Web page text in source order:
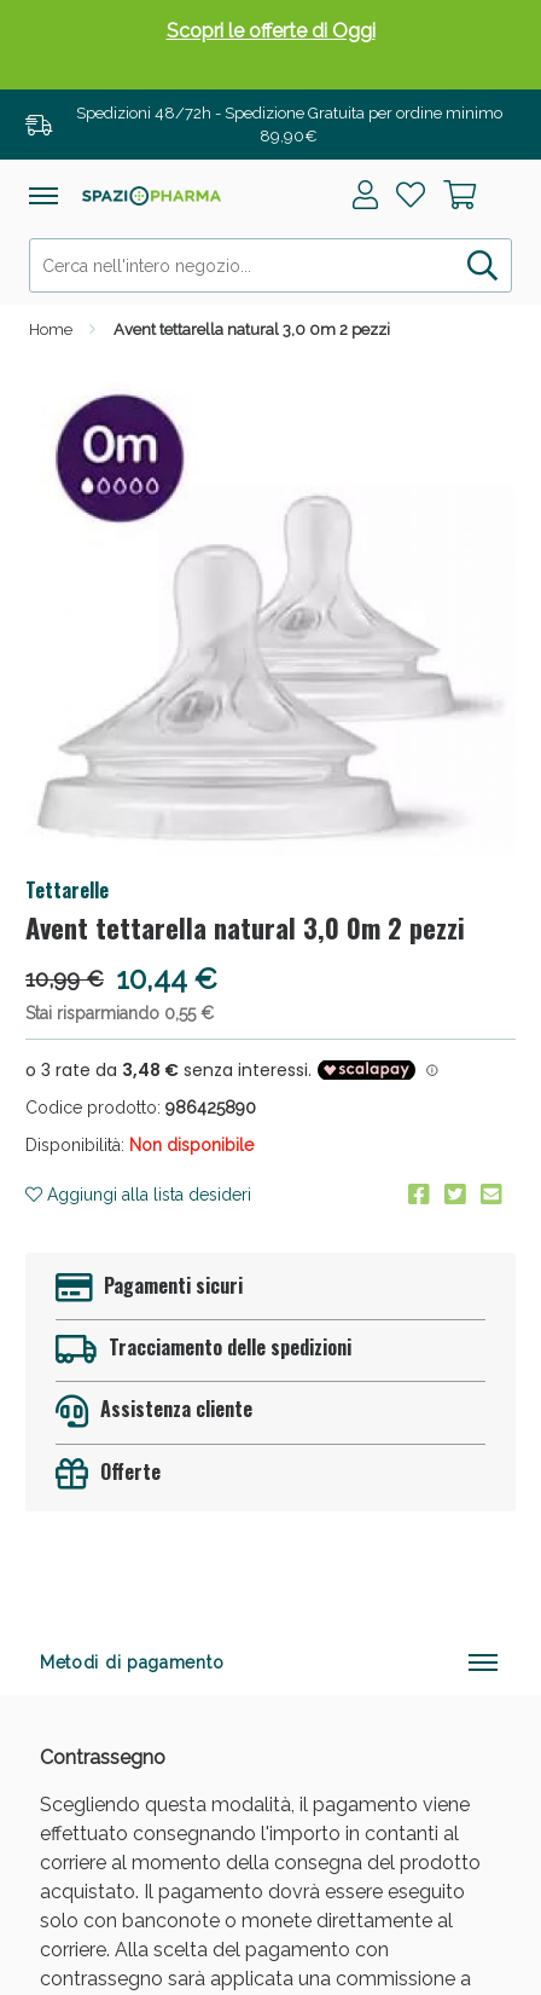
Spedizioni 48/72h - Spedizione Gratuita per ordine minimo
89,90€
Home Avent tettarella natural 3,0 0m 2 pezzi
Tettarelle
Avent tettarella natural 3,0 0m 2 pezzi
10,99 € 10,44 €
Stai risparmiando 0,55 €
Codice prodotto: 986425890
Disponibilità: Non disponibile
Aggiungi alla lista desideri
Pagamenti sicuri
Tracciamento delle spedizioni
Assistenza cliente
Offerte
Metodi di pagamento
Contrassegno
Scegliendo questa modalità, il pagamento viene
effettuato consegnando l'importo in contanti al
corriere al momento della consegna del prodotto
acquistato. Il pagamento dovrà essere eseguito
solo con banconote o monete direttamente al
corriere. Alla scelta del pagamento con
contrassegno sarà applicata una commissione a
Scopri le offerte di Oggi
Drenanti e Pancia Piatta: Sconti fino al 55% validi
Salini e Multivitaminici: oggi Sconto extra fino al
Anticellulite e Fanghi: Sconto fino al 40% valido
oggi!